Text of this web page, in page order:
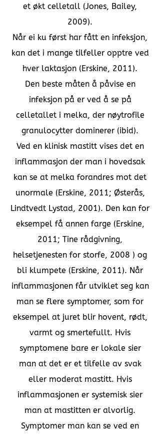
et økt celletall (Jones, Bailey,
2009).
Når ei ku først har fått en infeksjon,
kan det i mange tilfeller opptre ved
hver laktasjon (Erskine, 2011).
Den beste måten å påvise en
infeksjon på er ved å se på
celletallet i melka, der nøytrofile
granulocytter dominerer (ibid).
Ved en klinisk mastitt vises det en
inflammasjon der man i hovedsak
kan se at melka forandres mot det
unormale (Erskine, 2011; Østerås,
Lindtvedt Lystad, 2001). Den kan for
eksempel få annen farge (Erskine,
2011; Tine rådgivning,
helsetjenesten for storfe, 2008 ) og
bli klumpete (Erskine, 2011). Når
inflammasjonen får utviklet seg kan
man se flere symptomer, som for
eksempel at juret blir hovent, rødt,
varmt og smertefullt. Hvis
symptomene bare er lokale sier
man at det er et tilfelle av svak
eller moderat mastitt. Hvis
inflammasjonen er systemisk sier
man at mastitten er alvorlig.
Symptomer man kan se ved en